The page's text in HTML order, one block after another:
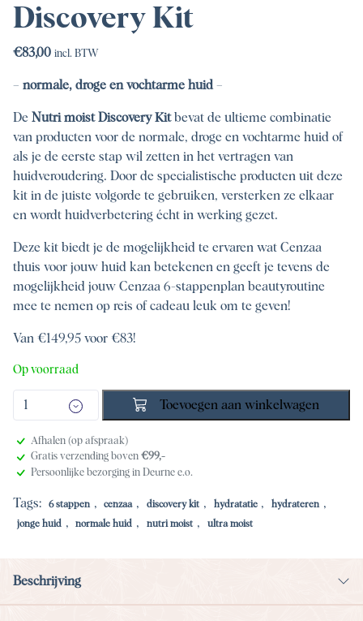
Discovery Kit
€83,00 incl. BTW
– normale, droge en vochtarme huid –
De Nutri moist Discovery Kitbevat de ultieme combinatie
van producten voor de normale, droge en vochtarme huid of
als je de eerste stap wil zetten in het vertragen van
huidveroudering. Door de specialistische producten uit deze
kit in de juiste volgorde te gebruiken, versterken ze elkaar
en wordt huidverbetering écht in werking gezet.
Deze kit biedt je de mogelijkheid te ervaren wat Cenzaa
thuis voor jouw huid kan betekenen en geeft je tevens de
mogelijkheid jouw Cenzaa 6-stappenplan beautyroutine
mee te nemen op reis of cadeau leuk om te geven!
Van €149,95 voor €83!
Op voorraad
Toevoegen aan winkelwagen
Afhalen (op afspraak)
Gratis verzending boven€99,-
Persoonlijke bezorging in Deurne e.o.
Tags: 6 stappen , cenzaa , discovery kit , hydratatie , hydrateren ,
jonge huid , normale huid , nutri moist , ultra moist
Beschrijving